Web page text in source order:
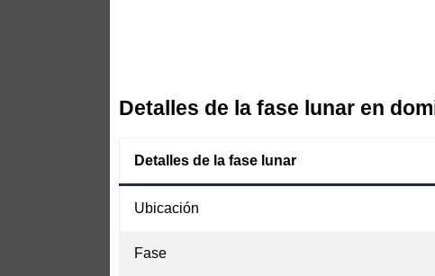
Detalles de la fase lunar en
Detalles de la fase lunar
Ubicación
Fase